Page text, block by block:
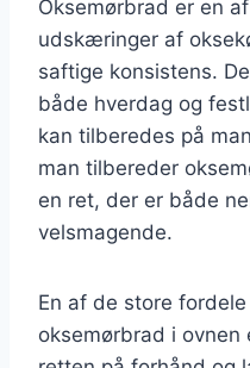
Oksemørbrad er en
udskæringer af
saftige konsistens.
både hverdag og
kan tilberedes på
man tilbereder
en ret, der er både
velsmagende.
En af de store
oksemørbrad i ovnen